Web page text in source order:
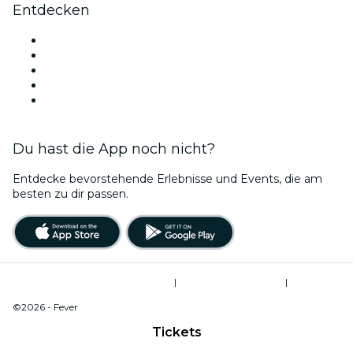
Tickets
Entdecken
Du hast die App noch nicht?
Entdecke bevorstehende Erlebnisse und Events, die am
besten zu dir passen.
|
|
©2026 - Fever